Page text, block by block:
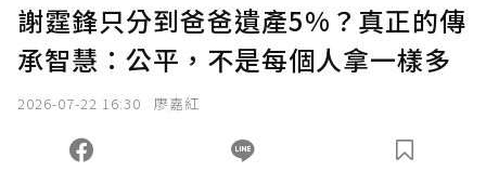
謝霆鋒只分到爸爸遺產5%？真正的傳
承智慧：公平，不是每個人拿一樣多
2026-07-22 16:30 廖嘉紅